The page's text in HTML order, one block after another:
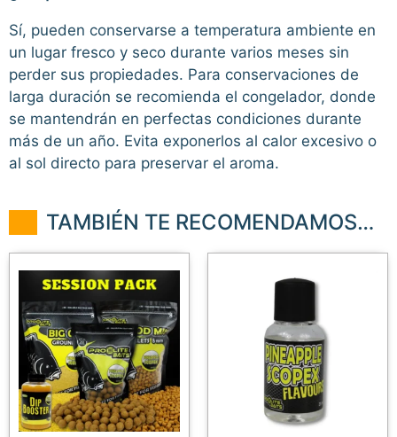
Sí, pueden conservarse a temperatura ambiente en
un lugar fresco y seco durante varios meses sin
perder sus propiedades. Para conservaciones de
larga duración se recomienda el congelador, donde
se mantendrán en perfectas condiciones durante
más de un año. Evita exponerlos al calor excesivo o
al sol directo para preservar el aroma.
TAMBIÉN TE RECOMENDAMOS…